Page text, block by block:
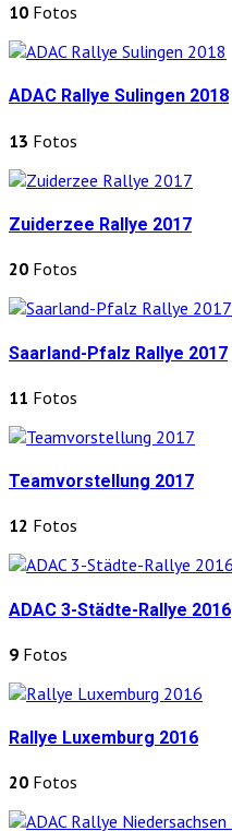
10 Fotos
ADAC Rallye Sulingen 2018
13 Fotos
Zuiderzee Rallye 2017
20 Fotos
Saarland-Pfalz Rallye 2017
11 Fotos
Teamvorstellung 2017
12 Fotos
ADAC 3-Städte-Rallye 2016
9 Fotos
Rallye Luxemburg 2016
20 Fotos